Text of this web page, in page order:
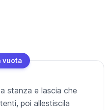
vuota
stanza e lascia che
poi allestiscila